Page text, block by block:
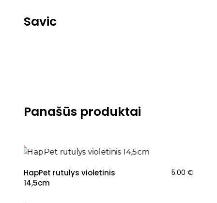
Savic
Panašūs produktai
HapPet rutulys violetinis
14,5cm
5.00 €